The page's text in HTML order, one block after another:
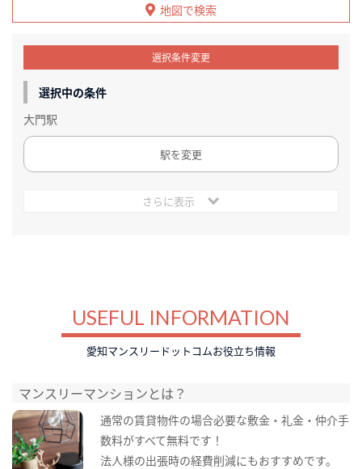
地図で検索
選択条件変更
選択中の条件
大門駅
駅を変更
さらに表示
USEFUL INFORMATION
愛知マンスリードットコムお役立ち情報
マンスリーマンションとは？
通常の賃貸物件の場合必要な敷金・礼金・仲介手
数料がすべて無料です！
法人様の出張時の経費削減にもおすすめです。